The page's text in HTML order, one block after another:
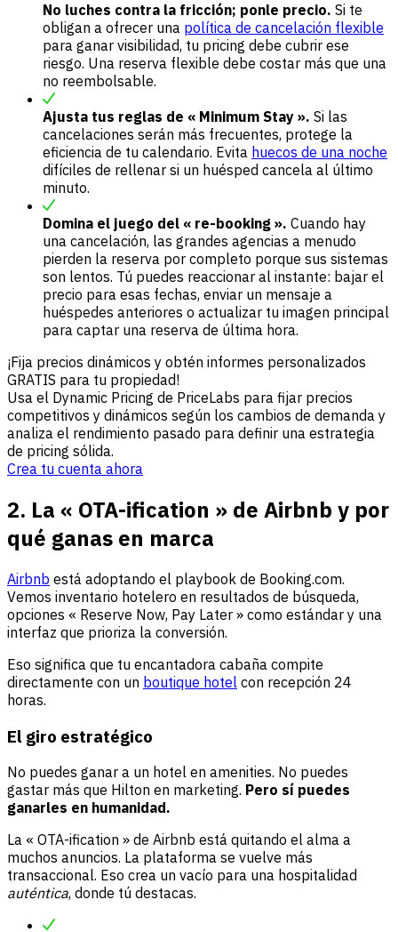
No luches contra la fricción; ponle precio. Si te
obligan a ofrecer una política de cancelación flexible
para ganar visibilidad, tu pricing debe cubrir ese
riesgo. Una reserva flexible debe costar más que una
no reembolsable.
Ajusta tus reglas de « Minimum Stay ». Si las
cancelaciones serán más frecuentes, protege la
eficiencia de tu calendario. Evita huecos de una noche
difíciles de rellenar si un huésped cancela al último
minuto.
Domina el juego del « re-booking ». Cuando hay
una cancelación, las grandes agencias a menudo
pierden la reserva por completo porque sus sistemas
son lentos. Tú puedes reaccionar al instante: bajar el
precio para esas fechas, enviar un mensaje a
huéspedes anteriores o actualizar tu imagen principal
para captar una reserva de última hora.
¡Fija precios dinámicos y obtén informes personalizados
GRATIS para tu propiedad!
Usa el Dynamic Pricing de PriceLabs para fijar precios
competitivos y dinámicos según los cambios de demanda y
analiza el rendimiento pasado para definir una estrategia
de pricing sólida.
Crea tu cuenta ahora
2. La « OTA-ification » de Airbnb y por
qué ganas en marca
Airbnb está adoptando el playbook de Booking.com.
Vemos inventario hotelero en resultados de búsqueda,
opciones « Reserve Now, Pay Later » como estándar y una
interfaz que prioriza la conversión.
Eso significa que tu encantadora cabaña compite
directamente con un boutique hotel con recepción 24
horas.
El giro estratégico
No puedes ganar a un hotel en amenities. No puedes
gastar más que Hilton en marketing. Pero sí puedes
ganarles en humanidad.
La « OTA-ification » de Airbnb está quitando el alma a
muchos anuncios. La plataforma se vuelve más
transaccional. Eso crea un vacío para una hospitalidad
auténtica, donde tú destacas.